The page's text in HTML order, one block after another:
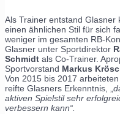
Als Trainer entstand Glasner
einen ähnlichen Stil für sich
weniger im gesamten RB-
Glasner unter Sportdirektor
Schmidt als Co-Trainer.
Sportvorstand Markus
Von 2015 bis 2017
reifte Glasners Erkenntnis, „
aktiven Spielstil sehr
verbessern kann“.